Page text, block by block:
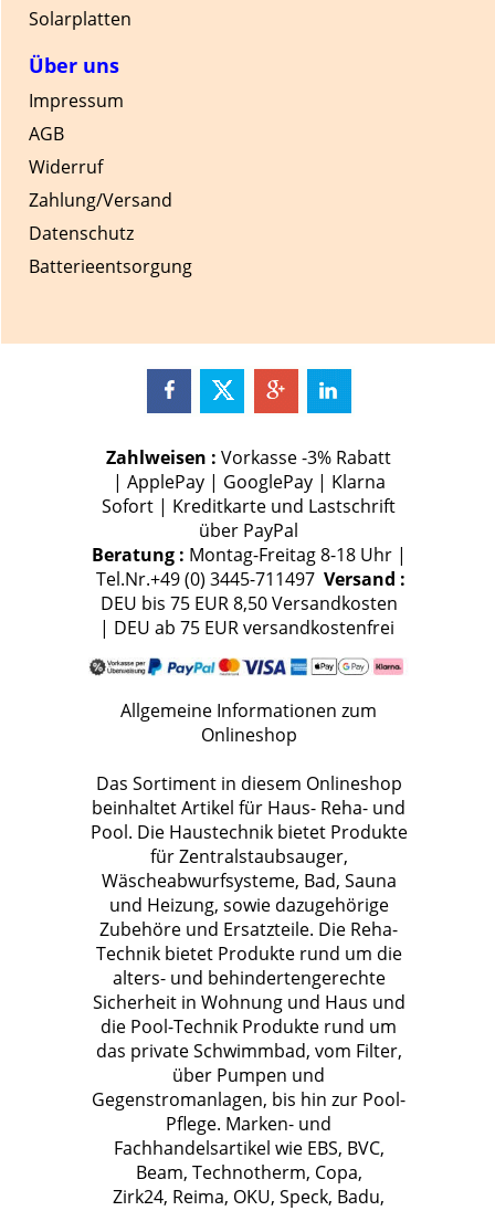
Solarplatten
Über uns
Impressum
AGB
Widerruf
Zahlung/Versand
Datenschutz
Batterieentsorgung
Zahlweisen : Vorkasse -3% Rabatt
| ApplePay | GooglePay | Klarna
Sofort | Kreditkarte und Lastschrift
über PayPal
Beratung : Montag-Freitag 8-18 Uhr |
Tel.Nr.+49 (0) 3445-711497 Versand :
DEU bis 75 EUR 8,50 Versandkosten
| DEU ab 75 EUR versandkostenfrei
Allgemeine Informationen zum
Onlineshop
Das Sortiment in diesem Onlineshop
beinhaltet Artikel für Haus- Reha- und
Pool. Die Haustechnik bietet Produkte
für Zentralstaubsauger,
Wäscheabwurfsysteme, Bad, Sauna
und Heizung, sowie dazugehörige
Zubehöre und Ersatzteile. Die Reha-
Technik bietet Produkte rund um die
alters- und behindertengerechte
Sicherheit in Wohnung und Haus und
die Pool-Technik Produkte rund um
das private Schwimmbad, vom Filter,
über Pumpen und
Gegenstromanlagen, bis hin zur Pool-
Pflege. Marken- und
Fachhandelsartikel wie EBS, BVC,
Beam, Technotherm, Copa,
Zirk24, Reima, OKU, Speck, Badu,